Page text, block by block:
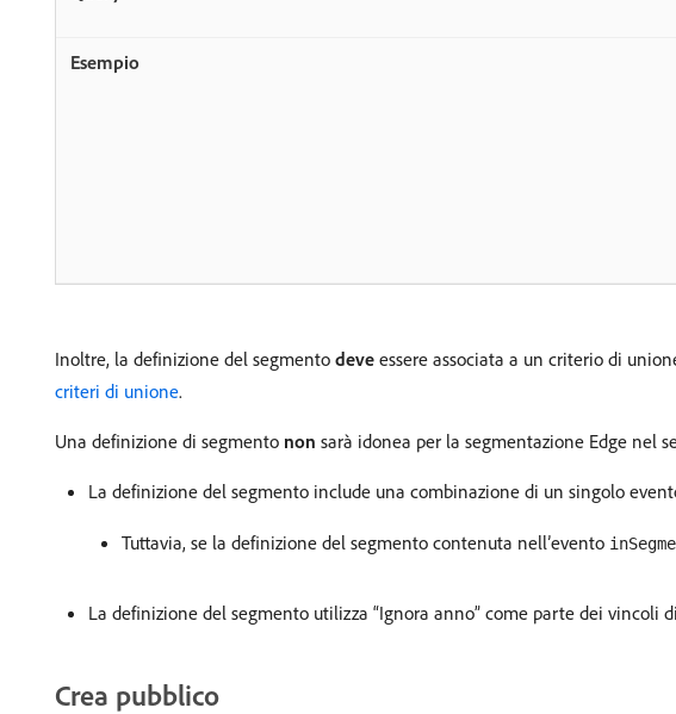
Inoltre, la definizione del segmento deve essere associata a un criterio di
criteri di unione.
Una definizione di segmento non sarà idonea per la segmentazione Edge nel
La definizione del segmento include una combinazione di un singolo
Tuttavia, se la definizione del segmento contenuta nell’evento
La definizione del segmento utilizza “Ignora anno” come parte dei vincoli
Crea pubblico